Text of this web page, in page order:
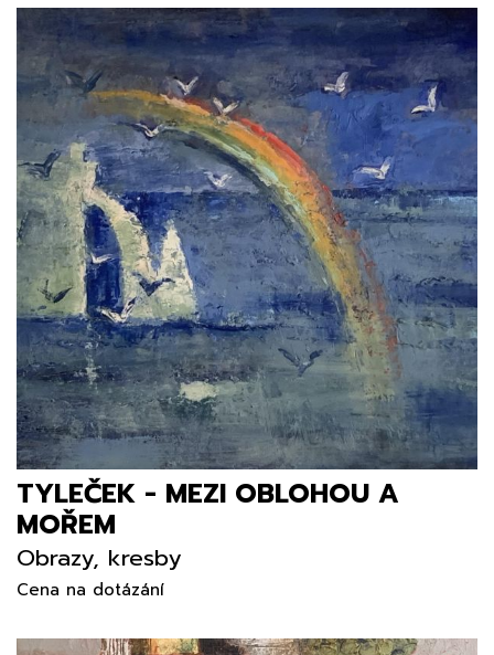
TYLEČEK - MEZI OBLOHOU A
MOŘEM
Obrazy, kresby
Cena na dotázání